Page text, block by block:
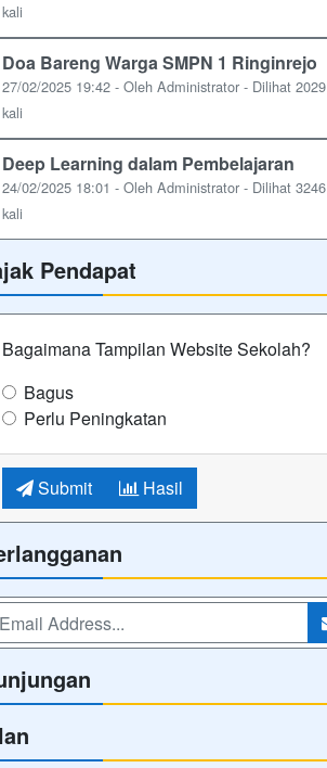
kali
Doa Bareng Warga SMPN 1 Ringinrejo
27/02/2025 19:42 - Oleh Administrator - Dilihat 2029
kali
Deep Learning dalam Pembelajaran
24/02/2025 18:01 - Oleh Administrator - Dilihat 3246
kali
Pendapat
Bagaimana Tampilan Website Sekolah?
Bagus
Perlu Peningkatan
Submit Hasil